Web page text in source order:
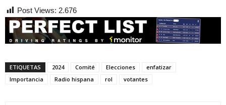
Post Views: 2.676
ETIQUETAS 2024 Comité Elecciones
enfatizar
Importancia
Radio hispana rol votantes